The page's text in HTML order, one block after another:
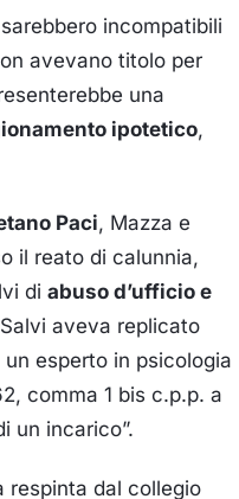
incompatibili
avevano titolo per
una
ipotetico,
Paci, Mazza e
il reato di calunnia,
di abuso d’ufficio e
aveva replicato
esperto in psicologia
comma 1 bis c.p.p. a
un incarico”.
respinta dal collegio